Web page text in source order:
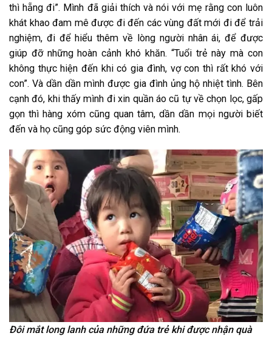
thì hẵng đi”. Mình đã giải thích và nói với mẹ rằng con luôn
khát khao đam mê được đi đến các vùng đất mới đi để trải
nghiệm, đi để hiểu thêm về lòng người nhân ái, để được
giúp đỡ những hoàn cảnh khó khăn. “Tuổi trẻ này mà con
không thực hiện đến khi có gia đình, vợ con thì rất khó với
con”. Và dần dần mình được gia đình ủng hộ nhiệt tình. Bên
cạnh đó, khi thấy mình đi xin quần áo cũ tự về chọn lọc, gấp
gọn thì hàng xóm cũng quan tâm, dần dần mọi người biết
đến và họ cũng góp sức động viên mình.
Đôi mắt long lanh của những đứa trẻ khi được nhận quà